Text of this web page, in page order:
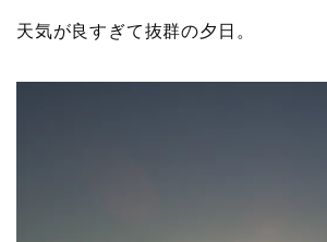
天気が良すぎて抜群の夕日。